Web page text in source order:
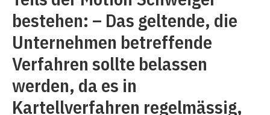
bestehen: – Das geltende, die
Unternehmen betreffende
Verfahren sollte belassen
werden, da es in
Kartellverfahren regelmässig,